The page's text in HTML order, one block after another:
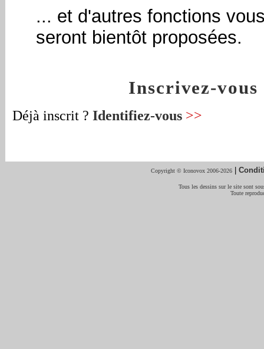
... et d'autres fonctions
seront bientôt proposées.
Inscrivez-vous
Déjà inscrit ? Identifiez-vous >>
Copyright © Iconovox 2006-2026 |
Tous les dessins sur le site sont
Toute